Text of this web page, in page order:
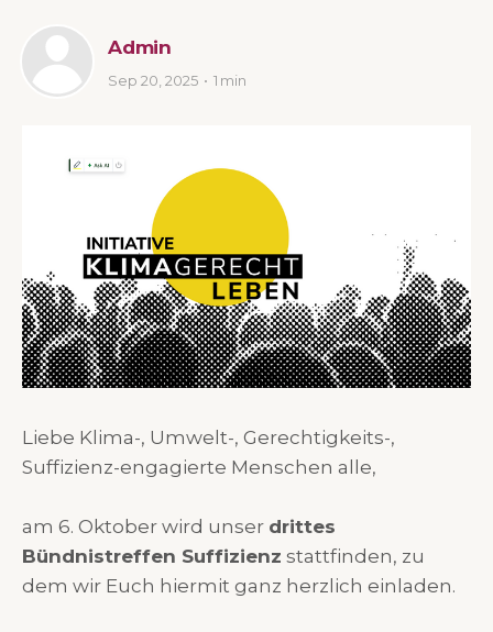
Admin
Sep 20, 2025 1 min
Liebe Klima-, Umwelt-, Gerechtigkeits-,
Suffizienz-engagierte Menschen alle,
am 6. Oktober wird unser drittes
Bündnistreffen Suffizienz stattfinden, zu
dem wir Euch hiermit ganz herzlich einladen.